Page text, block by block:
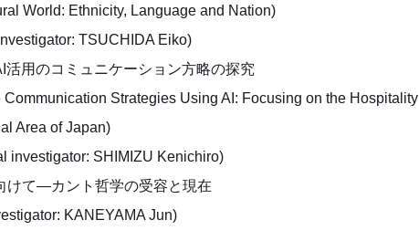
World: Ethnicity, Language and Nation)
TSUCHIDA Eiko)
用のコミュニケーション方略の探究
Strategies Using AI: Focusing on the Hospitality
Area of Japan)
SHIMIZU Kenichiro)
けて―カント哲学の受容と現在
KANEYAMA Jun)